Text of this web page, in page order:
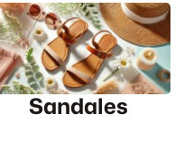
des années 80 et
épurées et des couleurs
vos tenues.
retour, apportant
à vos chaussures.
Sandales